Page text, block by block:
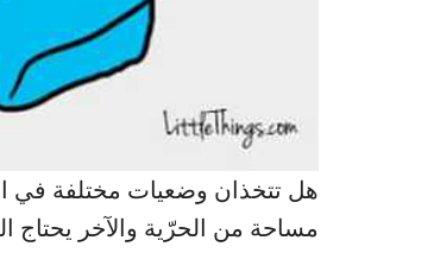
هل تتخذان وضعيات مختلفة في
مساحة من الحرّية والآخر يحتاج